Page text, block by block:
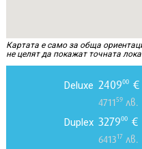
Картата е само за обща
не целят да покажат точната
Deluxe 240900€
471159лв.
Duplex 327900€
641317 лв.